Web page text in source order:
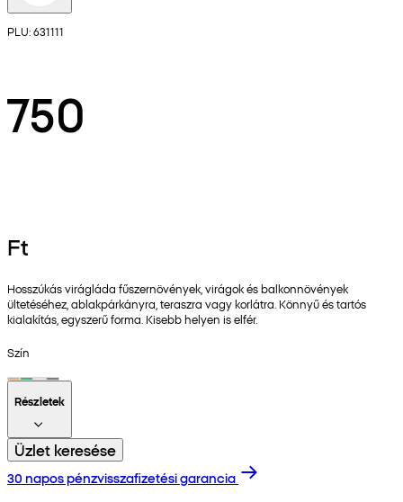
PLU: 631111
750
Ft
Hosszúkás virágláda fűszernövények, virágok és balkonnövények
ültetéséhez, ablakpárkányra, teraszra vagy korlátra. Könnyű és tartós
kialakítás, egyszerű forma. Kisebb helyen is elfér.
Szín
Részletek
Üzlet keresése
30 napos pénzvisszafizetési garancia